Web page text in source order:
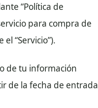
“Política de
para compra de
“Servicio”).
de tu información
de la fecha de entrada